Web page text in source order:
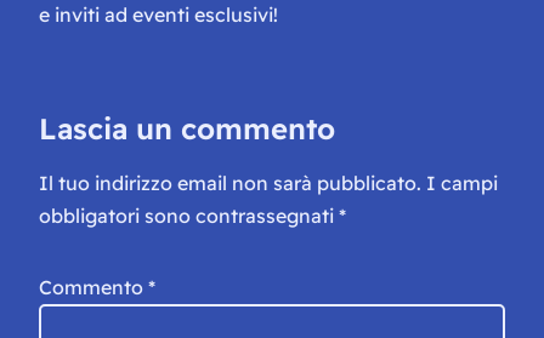
e inviti ad eventi esclusivi!
Lascia un commento
Il tuo indirizzo email non sarà pubblicato. I campi
obbligatori sono contrassegnati *
Commento *